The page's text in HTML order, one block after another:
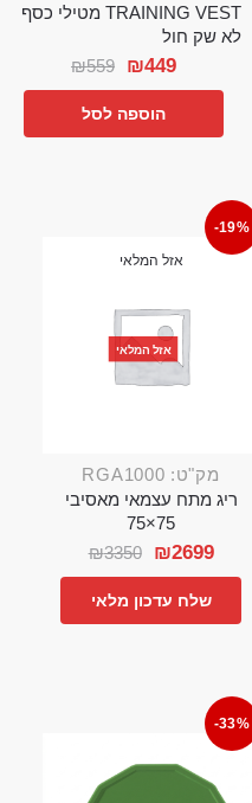
TRAINING VEST מטילי כסף
לא שק חול
₪559 ₪449
הוספה לסל
-19%
אזל המלאי
אזל המלאי
מק"ט: RGA1000
ריג מתח עצמאי מאסיבי
75×75
₪3350 ₪2699
שלח עדכון מלאי
-33%